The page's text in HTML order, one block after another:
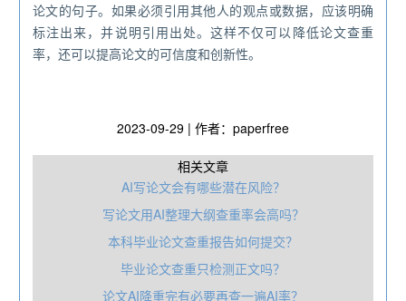
论文的句子。如果必须引用其他人的观点或数据，应该明确
标注出来，并说明引用出处。这样不仅可以降低论文查重
率，还可以提高论文的可信度和创新性。
2023-09-29 | 作者：paperfree
相关文章
AI写论文会有哪些潜在风险？
写论文用AI整理大纲查重率会高吗？
本科毕业论文查重报告如何提交？
毕业论文查重只检测正文吗？
论文AI降重完有必要再查一遍AI率？